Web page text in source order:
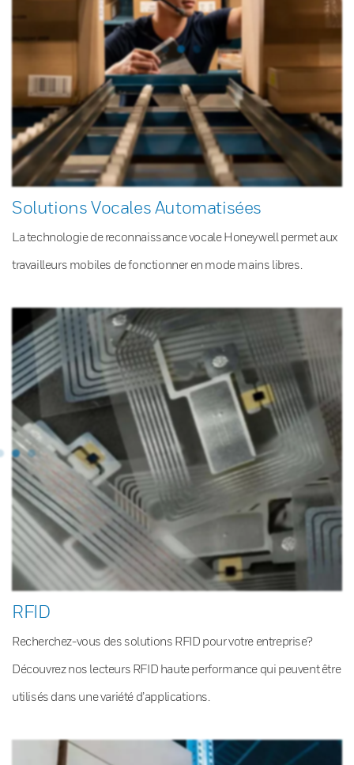
Solutions Vocales Automatisées
La technologie de reconnaissance vocale Honeywell permet aux
travailleurs mobiles de fonctionner en mode mains libres.
RFID
Recherchez-vous des solutions RFID pour votre entreprise?
Découvrez nos lecteurs RFID haute performance qui peuvent être
utilisés dans une variété d’applications.